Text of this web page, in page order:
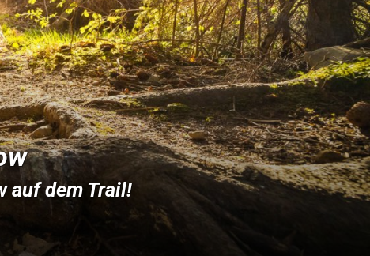
auf dem Trail!